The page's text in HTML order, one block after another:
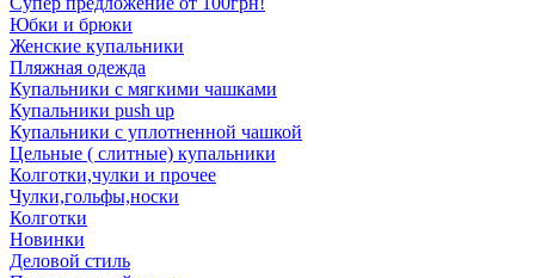
Юбки и брюки
Женские купальники
Пляжная одежда
Купальники с мягкими чашками
Купальники push up
Купальники с уплотненной чашкой
Цельные ( слитные) купальники
Колготки,чулки и прочее
Чулки,гольфы,носки
Колготки
Новинки
Деловой стиль